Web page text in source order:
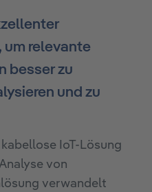
relevante
besser zu
und zu
IoT-Lösung
von
verwandelt